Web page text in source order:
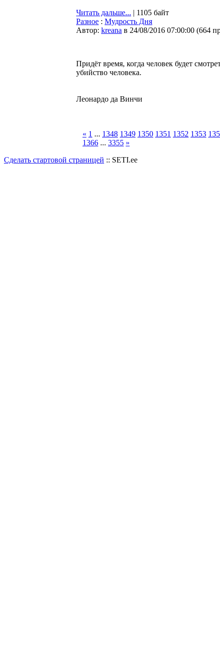
Читать дальше... | 1105 байт
Разное : Мудрость Дня
Автор: kreana в 24/08/2016 07:00:00 (664
Придёт время, когда человек будет
убийство человека.
Леонардо да Винчи
« 1 ... 1348 1349 1350 1351 1352 1353
1366 ... 3355 »
Сделать стартовой страницей :: SETI.ee